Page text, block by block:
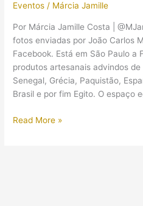
Eventos / Márcia Jamille
Por Márcia Jamille Costa |
fotos enviadas por João Carlos
Facebook. Está em São Paulo a
produtos artesanais advindos
Senegal, Grécia, Paquistão,
Brasil e por fim Egito. O espaço
Feira
Read More »